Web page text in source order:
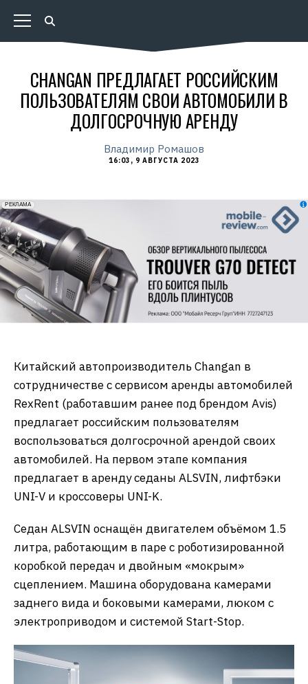
CHANGAN ПРЕДЛАГАЕТ РОССИЙСКИМ
ПОЛЬЗОВАТЕЛЯМ СВОИ АВТОМОБИЛИ В
ДОЛГОСРОЧНУЮ АРЕНДУ
Владимир Ромашов
16:03, 9 АВГУСТА 2023
erid: 2VfnxxmNzs5
РЕКЛАМА
Китайский автопроизводитель Changan в
сотрудничестве с сервисом аренды автомобилей
RexRent (работавшим ранее под брендом Avis)
предлагает российским пользователям
воспользоваться долгосрочной арендой своих
автомобилей. На первом этапе компания
предлагает в аренду седаны ALSVIN, лифтбэки
UNI-V и кроссоверы UNI-K.
Седан ALSVIN оснащён двигателем объёмом 1.5
литра, работающим в паре с роботизированной
коробкой передач и двойным «мокрым»
сцеплением. Машина оборудована камерами
заднего вида и боковыми камерами, люком с
электроприводом и системой Start-Stop.